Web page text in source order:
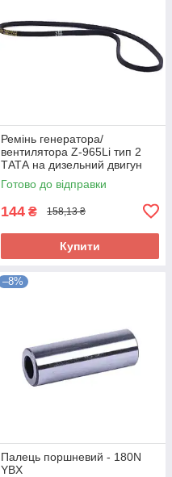
Ремінь генератора/
вентилятора Z-965Li тип 2
ТАТА на дизельний двигун
180N
Готово до відправки
144 ₴ 158,13 ₴
Купити
–8%
Палець поршневий - 180N
YBX